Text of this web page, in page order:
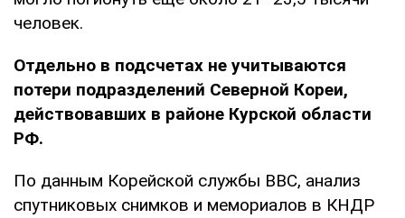
человек.
Отдельно в подсчетах не учитываются
потери подразделений Северной Кореи,
действовавших в районе Курской области
РФ.
По данным Корейской службы BBC, анализ
спутниковых снимков и мемориалов в КНДР